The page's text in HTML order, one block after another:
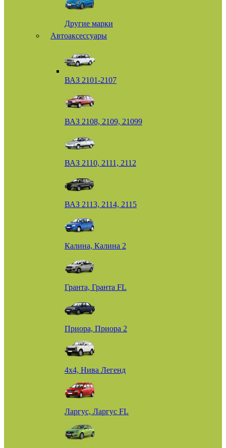
Другие марки
Автоаксессуары
ВАЗ 2101-2107
ВАЗ 2108, 2109, 21099
ВАЗ 2110, 2111, 2112
ВАЗ 2113, 2114, 2115
Калина, Калина 2
Гранта, Гранта FL
Приора, Приора 2
4х4, Нива Легенд
Ларгус, Ларгус FL